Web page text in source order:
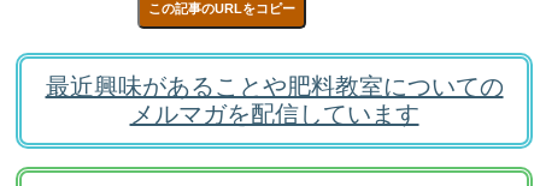
この記事のURLをコピー
最近興味があることや肥料教室についての
メルマガを配信しています